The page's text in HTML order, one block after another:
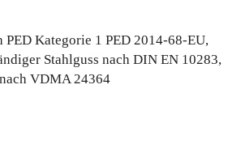
PED Kategorie 1 PED 2014-68-EU,
Stahlguss nach DIN EN 10283,
VDMA 24364